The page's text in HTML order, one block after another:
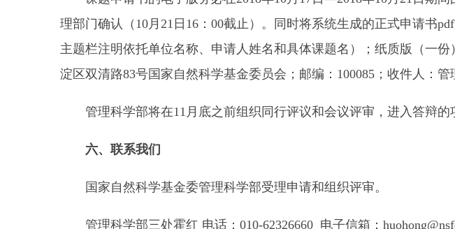
理部门确认（10月21日16：00截止）。同时将系统生成的正式申请书
主题栏注明依托单位名称、申请人姓名和具体课题名）；纸质版（一
淀区双清路83号国家自然科学基金委员会；邮编：100085；收件人：管
管理科学部将在11月底之前组织同行评议和会议评审，进入答辩的
六、联系我们
国家自然科学基金委管理科学部受理申请和组织评审。
管理科学部三处霍红 电话：010-62326660 电子信箱：